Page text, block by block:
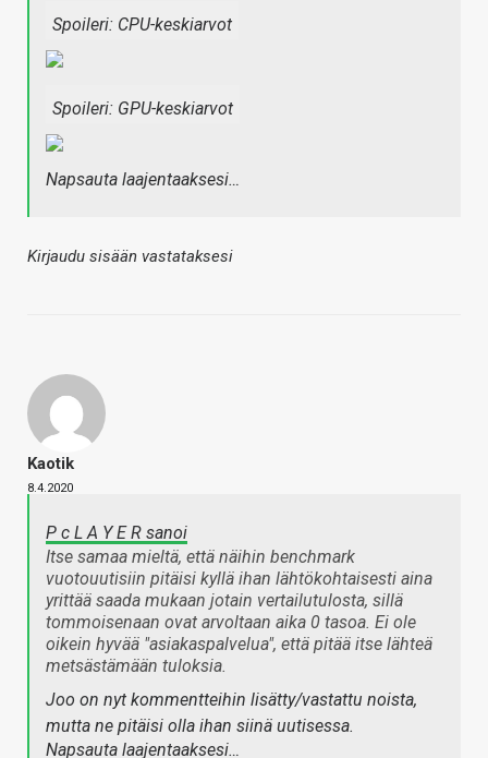
Spoileri: CPU-keskiarvot
Spoileri: GPU-keskiarvot
Napsauta laajentaaksesi…
Kirjaudu sisään vastataksesi
Kaotik
8.4.2020
P c L A Y E R sanoi
Itse samaa mieltä, että näihin benchmark
vuotouutisiin pitäisi kyllä ihan lähtökohtaisesti aina
yrittää saada mukaan jotain vertailutulosta, sillä
tommoisenaan ovat arvoltaan aika 0 tasoa. Ei ole
oikein hyvää "asiakaspalvelua", että pitää itse lähteä
metsästämään tuloksia.
Joo on nyt kommentteihin lisätty/vastattu noista,
mutta ne pitäisi olla ihan siinä uutisessa.
Napsauta laajentaaksesi…